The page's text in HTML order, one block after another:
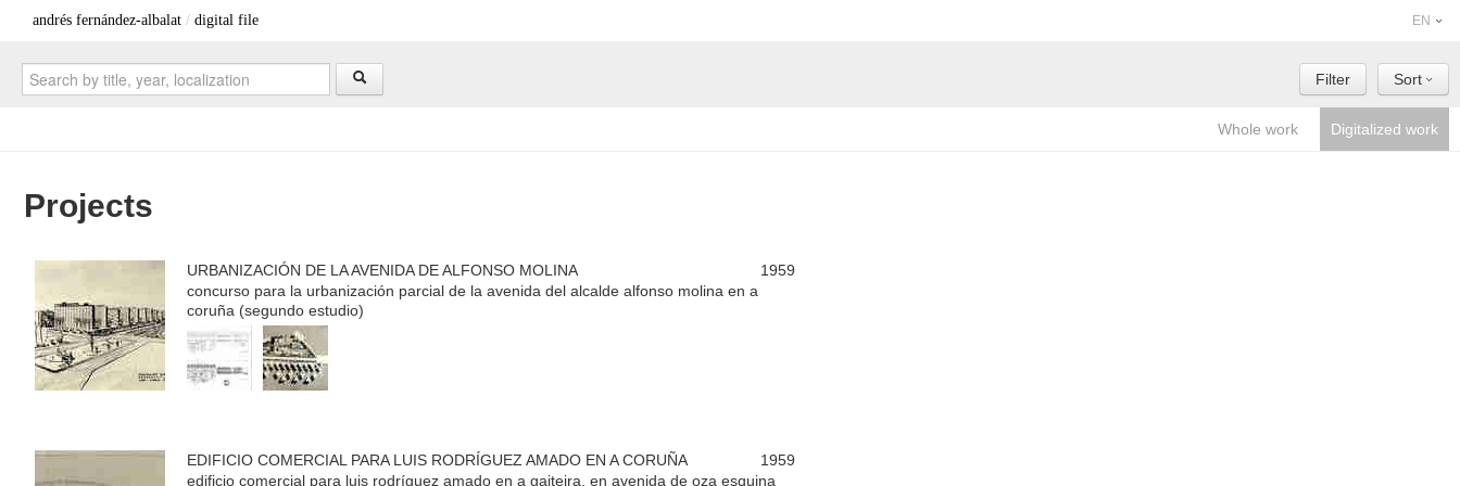
andrés fernández-albalat / digital file EN
Sort
Filter
Whole work Digitalized work
Projects
1959
URBANIZACIÓN DE LA AVENIDA DE ALFONSO MOLINA
concurso para la urbanización parcial de la avenida del alcalde alfonso molina en a
coruña (segundo estudio)
1959
EDIFICIO COMERCIAL PARA LUIS RODRÍGUEZ AMADO EN A CORUÑA
edificio comercial para luis rodríguez amado en a gaiteira, en avenida de oza esquina